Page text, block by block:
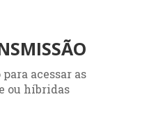
acessar as
ou híbridas